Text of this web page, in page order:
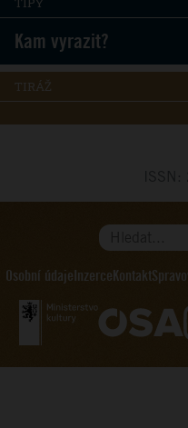
Kam vyrazit?
TIRÁŽ
Hledat...
Osobní údaje Inzerce Kontakt